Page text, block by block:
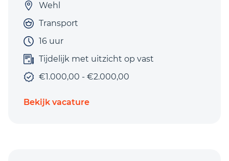
Wehl
Transport
16 uur
Tijdelijk met uitzicht op vast
€1.000,00 - €2.000,00
Bekijk vacature